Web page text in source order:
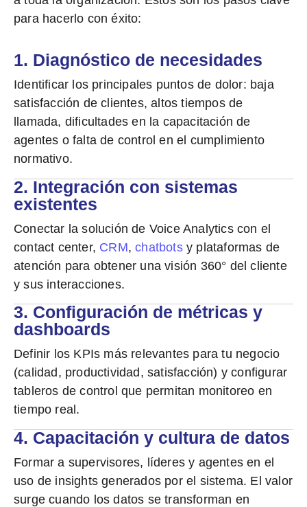
para hacerlo con éxito:
1. Diagnóstico de necesidades
Identificar los principales puntos de dolor: baja
satisfacción de clientes, altos tiempos de
llamada, dificultades en la capacitación de
agentes o falta de control en el cumplimiento
normativo.
2. Integración con sistemas
existentes
Conectar la solución de Voice Analytics con el
contact center, CRM,chatbotsy plataformas de
atención para obtener una visión 360° del cliente
y sus interacciones.
3. Configuración de métricas y
dashboards
Definir los KPIs más relevantes para tu negocio
(calidad, productividad, satisfacción) y configurar
tableros de control que permitan monitoreo en
tiempo real.
4. Capacitación y cultura de datos
Formar a supervisores, líderes y agentes en el
uso de insights generados por el sistema. El valor
surge cuando los datos se transforman en